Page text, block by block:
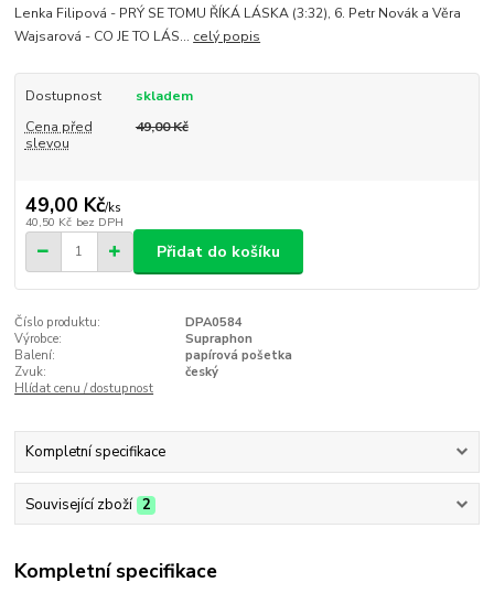
Lenka Filipová - PRÝ SE TOMU ŘÍKÁ LÁSKA (3:32), 6. Petr Novák a Věra
Wajsarová - CO JE TO LÁS... celý popis
Dostupnost
skladem
Cena před
slevou
49,00 Kč
49,00 Kč/ks
40,50 Kč bez DPH
Přidat do košíku
Číslo produktu:
DPA0584
Výrobce:
Supraphon
Balení:
papírová pošetka
Zvuk:
český
Hlídat cenu / dostupnost
Kompletní specifikace
Související zboží 2
Kompletní specifikace